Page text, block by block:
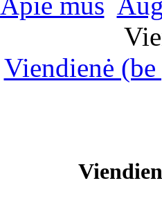
Viendienė